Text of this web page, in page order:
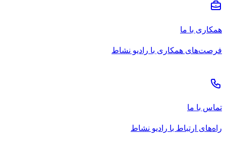
همکاری با ما
فرصت‌های همکاری با رادیو نشاط
تماس با ما
راه‌های ارتباط با رادیو نشاط